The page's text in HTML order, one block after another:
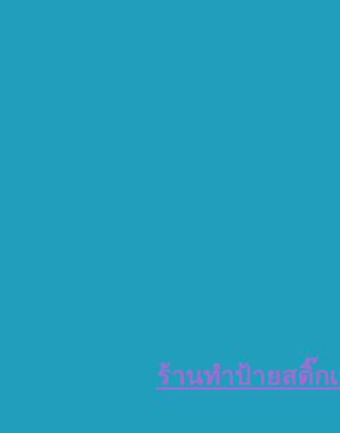
ร้านทำป้ายสติ๊ก